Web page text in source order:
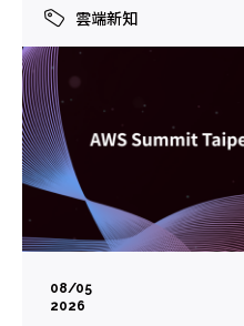
雲端新知
08/05
2026